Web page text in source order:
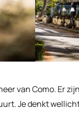
van Como. Er
Je denkt